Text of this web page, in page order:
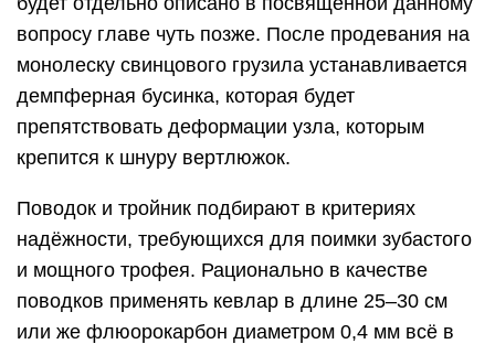
вопросу главе чуть позже. После продевания на
монолеску свинцового грузила устанавливается
демпферная бусинка, которая будет
препятствовать деформации узла, которым
крепится к шнуру вертлюжок.
Поводок и тройник подбирают в критериях
надёжности, требующихся для поимки зубастого
и мощного трофея. Рационально в качестве
поводков применять кевлар в длине 25–30 см
или же флюорокарбон диаметром 0,4 мм всё в